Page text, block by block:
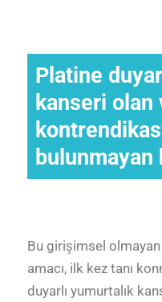
Platine
kanseri
Bu girişimsel olmayan
amacı, ilk kez tanı
duyarlı yumurtalık